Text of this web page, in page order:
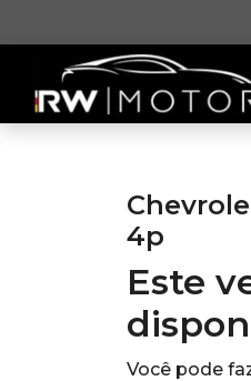
4p
Este
Você pode